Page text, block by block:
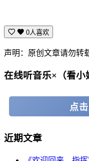
0人喜欢
声明：原创文章请勿转
在线听音乐×（看小
点
近期文章